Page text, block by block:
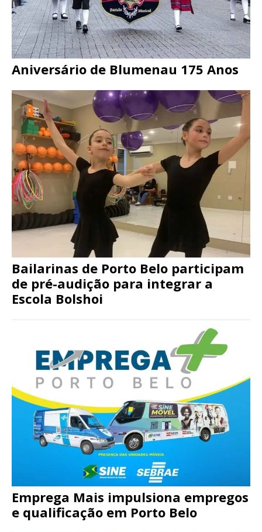
Aniversário de Blumenau 175 Anos
Bailarinas de Porto Belo participam
de pré-audição para integrar a
Escola Bolshoi
Emprega Mais impulsiona empregos
e qualificação em Porto Belo